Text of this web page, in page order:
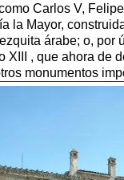
Carlos V,
la Mayor,
árabe; o, por
XIII , que ahora de
monumentos